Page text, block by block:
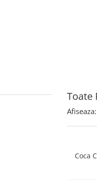
Toate
Afiseaza:
Coca